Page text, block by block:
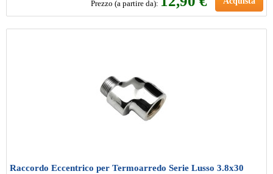
Prezzo (a partire da):
Raccordo Eccentrico per Termoarredo Serie Lusso 3.8x30